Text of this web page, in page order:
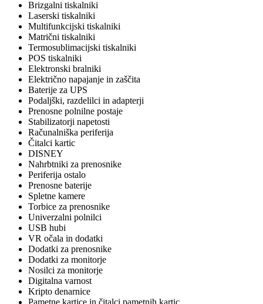
Brizgalni tiskalniki
Laserski tiskalniki
Multifunkcijski tiskalniki
Matrični tiskalniki
Termosublimacijski tiskalniki
POS tiskalniki
Elektronski bralniki
Električno napajanje in zaščita
Baterije za UPS
Podaljški, razdelilci in adapterji
Prenosne polnilne postaje
Stabilizatorji napetosti
Računalniška periferija
Čitalci kartic
DISNEY
Nahrbtniki za prenosnike
Periferija ostalo
Prenosne baterije
Spletne kamere
Torbice za prenosnike
Univerzalni polnilci
USB hubi
VR očala in dodatki
Dodatki za prenosnike
Dodatki za monitorje
Nosilci za monitorje
Digitalna varnost
Kripto denarnice
Pametne kartice in čitalci pametnih kartic